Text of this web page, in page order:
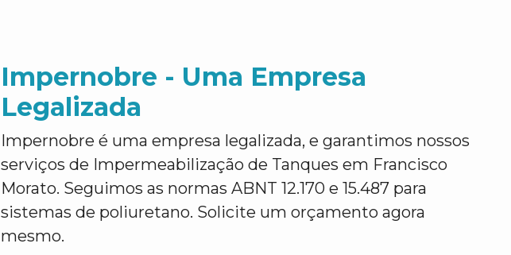
Impernobre - Uma Empresa
Legalizada
Impernobre é uma empresa legalizada, e garantimos nossos
serviços de Impermeabilização de Tanques em Francisco
Morato. Seguimos as normas ABNT 12.170 e 15.487 para
sistemas de poliuretano. Solicite um orçamento agora
mesmo.